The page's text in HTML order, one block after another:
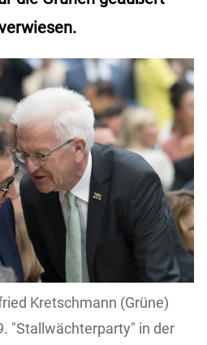
Kretschmann (Grüne)
"Stallwächterparty" in der